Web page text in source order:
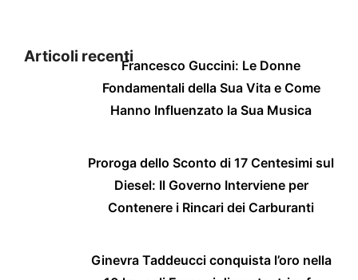
Articoli recentiFrancesco Guccini: Le Donne
Fondamentali della Sua Vita e Come
Hanno Influenzato la Sua Musica
Proroga dello Sconto di 17 Centesimi sul
Diesel: Il Governo Interviene per
Contenere i Rincari dei Carburanti
Ginevra Taddeucci conquista l’oro nella